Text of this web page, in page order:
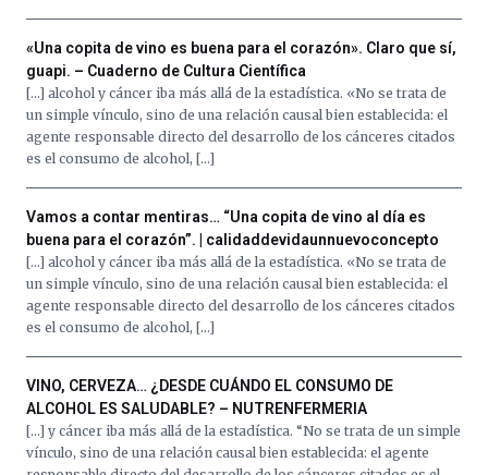
organizada
por
la
Cátedra…
«Una copita de vino es buena para el corazón». Claro que sí,
guapi. – Cuaderno de Cultura Científica
[…] alcohol y cáncer iba más allá de la estadística. «No se trata de
un simple vínculo, sino de una relación causal bien establecida: el
agente responsable directo del desarrollo de los cánceres citados
es el consumo de alcohol, […]
Vamos a contar mentiras… “Una copita de vino al día es
buena para el corazón”. | calidaddevidaunnuevoconcepto
[…] alcohol y cáncer iba más allá de la estadística. «No se trata de
un simple vínculo, sino de una relación causal bien establecida: el
agente responsable directo del desarrollo de los cánceres citados
es el consumo de alcohol, […]
VINO, CERVEZA… ¿DESDE CUÁNDO EL CONSUMO DE
ALCOHOL ES SALUDABLE? – NUTRENFERMERIA
[…] y cáncer iba más allá de la estadística. “No se trata de un simple
vínculo, sino de una relación causal bien establecida: el agente